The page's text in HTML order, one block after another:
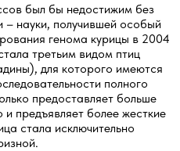
был бы недостижим без
– науки, получившей особый
генома курицы в 2004
третьим видом птиц
для которого имеются
полного
предоставляет больше
предъявляет более жесткие
стала исключительно